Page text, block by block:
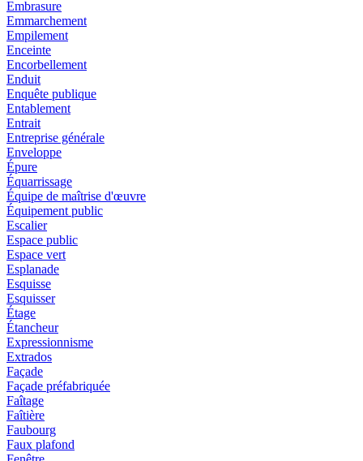
Embrasure
Emmarchement
Empilement
Enceinte
Encorbellement
Enduit
Enquête publique
Entablement
Entrait
Entreprise générale
Enveloppe
Épure
Équarrissage
Équipe de maîtrise d'œuvre
Équipement public
Escalier
Espace public
Espace vert
Esplanade
Esquisse
Esquisser
Étage
Étancheur
Expressionnisme
Extrados
Façade
Façade préfabriquée
Faîtage
Faîtière
Faubourg
Faux plafond